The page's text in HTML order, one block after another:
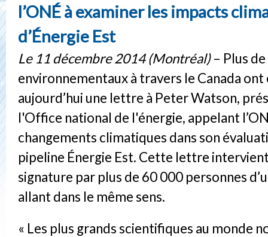
l’ONÉ à examiner les impacts
d’Énergie Est
Le 11 décembre 2014 (Montréal)– Plus
environnementaux à travers le Canada ont
aujourd’hui une lettre à Peter Watson,
l'Office national de l'énergie, appelant
changements climatiques dans son
pipeline Énergie Est. Cette lettre
signature par plus de 60 000 personnes
allant dans le même sens.
« Les plus grands scientifiques au monde